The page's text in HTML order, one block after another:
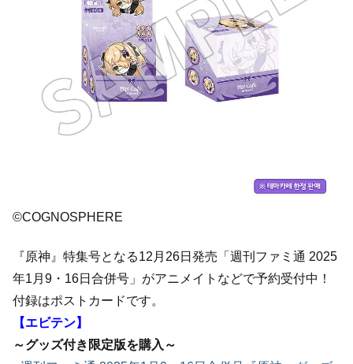
©COGNOSPHERE
『原神』特集号となる12月26日発売「週刊ファミ通 2025
年1月9・16日合併号」がアニメイトなどで予約受付中！
付録はポストカードです。
【エビテン】
～グッズ付き限定版を購入～